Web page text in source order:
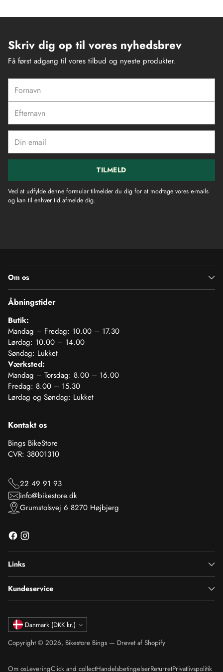
Skriv dig op til vores nyhedsbrev
Få først adgang til vores tilbud og nyeste produkter.
email
TILMELD
Ved at udfylde denne formular tilmelder du dig for at modtage vores e-mails
og kan til enhver tid afmelde dig.
Om os
Åbningstider
Butik:
Mandag – Fredag: 10.00 – 17.30
Lørdag: 10.00 – 14.00
Søndag: Lukket
Værksted:
Mandag – Torsdag: 8.00 – 16.00
Fredag: 8.00 – 15.30
Lørdag og Søndag: Lukket
Kontakt os
Bings BikeStore
CVR: 38001310
22 49 91 93
info@bikestore.dk
Grumstolsvej 6 8270 Højbjerg
Links
Kundeservice
Valuta
Danmark (DKK kr.)
Copyright © 2026, Bikestore Bings — Drevet af Shopify
Om osLeveringClick and collectHandelsbetingelserReturretPrivatlivspolitik